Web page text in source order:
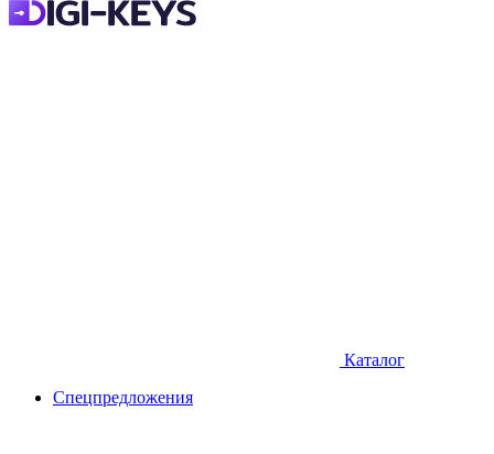
Каталог
Спецпредложения